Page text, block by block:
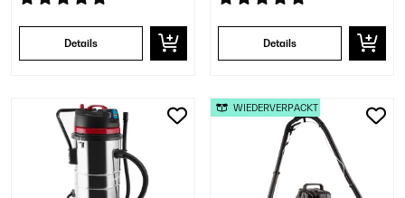
Details Details
WIEDERVERPACKT